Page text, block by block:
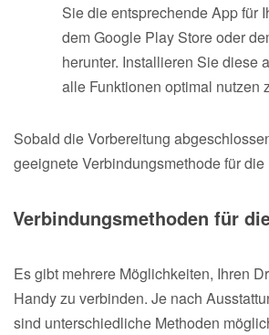
Sie die entsprechende App für
dem Google Play Store oder
herunter. Installieren Sie diese
alle Funktionen optimal nutzen
Sobald die Vorbereitung
geeignete Verbindungsmethode für
Verbindungsmethoden für
Es gibt mehrere Möglichkeiten, Ihren
Handy zu verbinden. Je nach
sind unterschiedliche Methoden